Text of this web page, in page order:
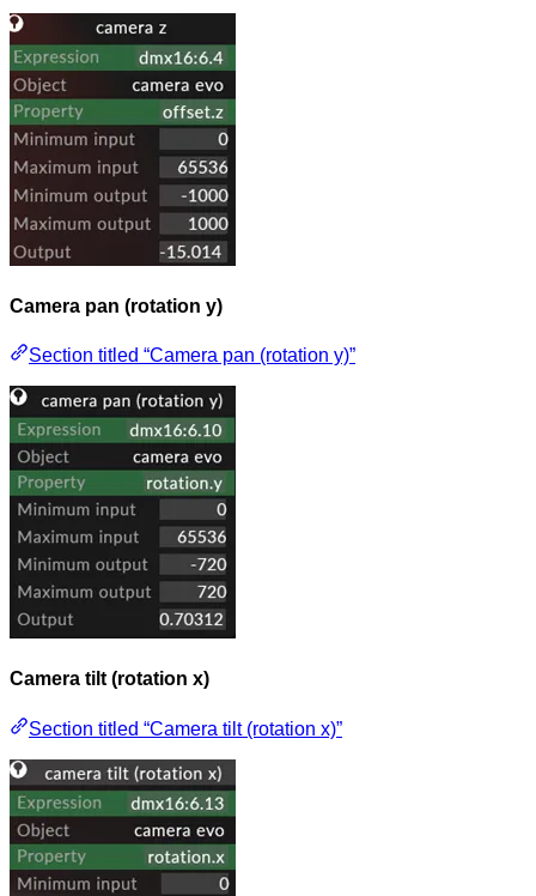
Camera pan (rotation y)
Section titled “Camera pan (rotation y)”
Camera tilt (rotation x)
Section titled “Camera tilt (rotation x)”